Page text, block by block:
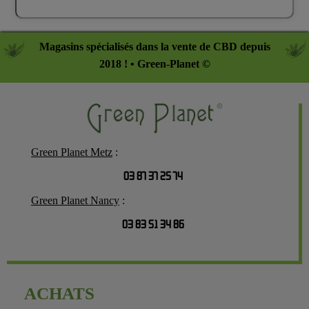
Magasins spécialisés dans la vente de CBD depuis
2018 ! • Green-Planet ©
Green Planet Metz :
03 87 37 25 74
Green Planet Nancy :
03 83 51 34 86
ACHATS